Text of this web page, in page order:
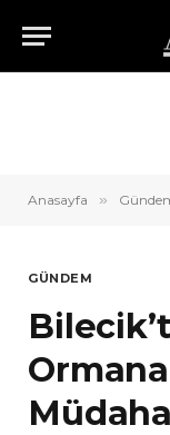
Anasayfa »
GÜNDEM
Ormana